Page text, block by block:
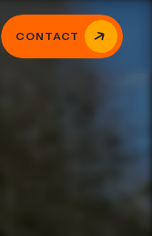
CONTACT